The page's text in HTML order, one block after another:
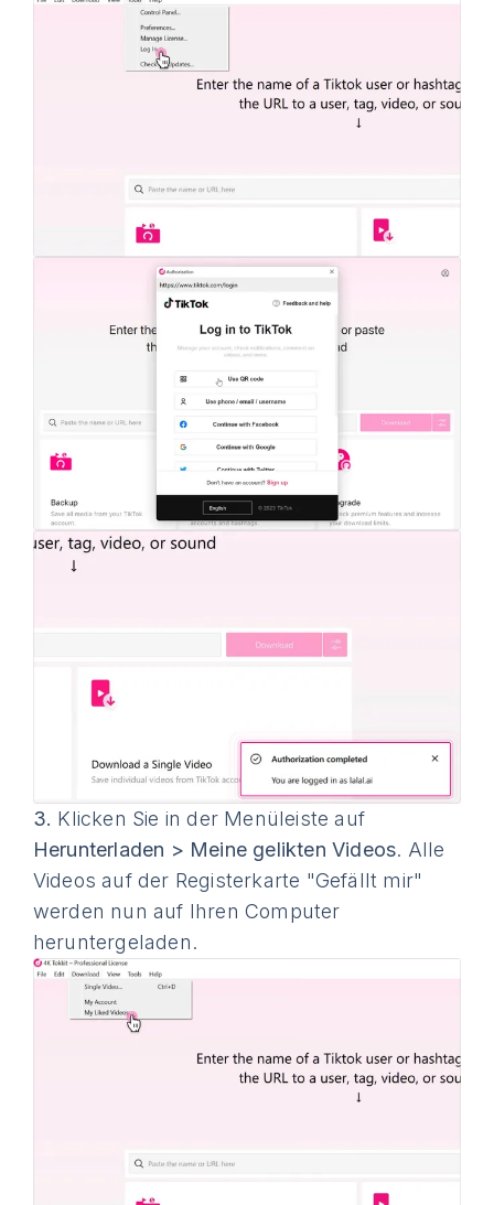
3. Klicken Sie in der Menüleiste auf
Herunterladen > Meine gelikten Videos. Alle
Videos auf der Registerkarte "Gefällt mir"
werden nun auf Ihren Computer
heruntergeladen.